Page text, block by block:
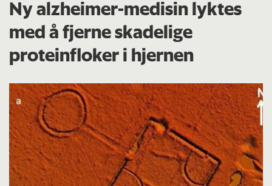
Ny alzheimer-medisin lyktes
med å fjerne skadelige
proteinfloker i hjernen